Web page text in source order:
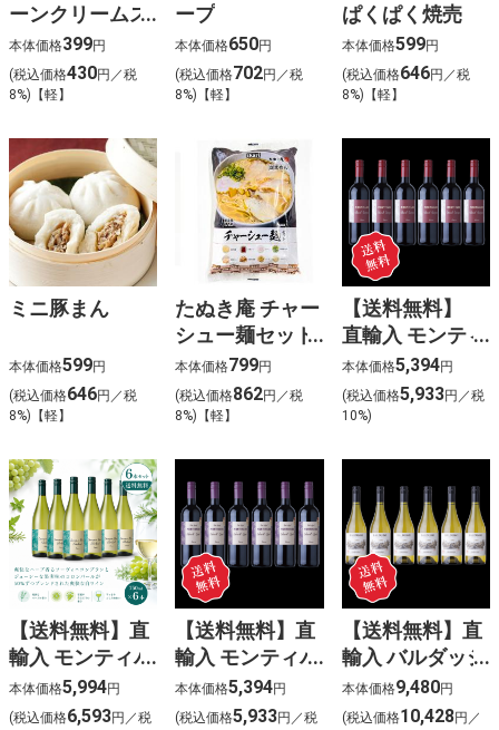
ーンクリームス
ープ
本体価格399円
(税込価格430円／税
8%)【軽】
ープ
本体価格650円
(税込価格702円／税
8%)【軽】
ぱくぱく焼売
本体価格599円
(税込価格646円／税
8%)【軽】
ミニ豚まん
本体価格599円
(税込価格646円／税
8%)【軽】
たぬき庵 チャー
シュー麺セット
1人前
本体価格799円
(税込価格862円／税
8%)【軽】
【送料無料】
直輸入 モンティ
バゴ ペイドッ
ク カベルネソ
ーヴィニヨン
本体価格5,394円
(税込価格5,933円／税
10%)
【送料無料】直
輸入 モンティバ
ゴ ソーヴィニヨ
ンブラン・コロ
本体価格5,994円
(税込価格6,593円／税
【送料無料】直
輸入 モンティバ
ゴ ペイドック
オーク カベル
本体価格5,394円
(税込価格5,933円／税
【送料無料】直
輸入 バルダッジ
シャルドネ
(白) 6本入
本体価格9,480円
(税込価格10,428円／